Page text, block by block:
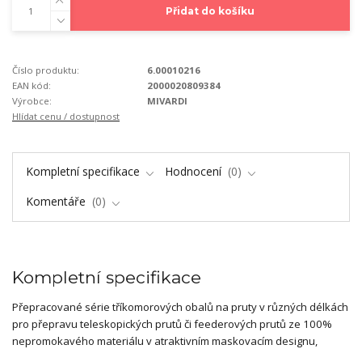
Přidat do košíku
Číslo produktu:
6.00010216
EAN kód:
2000020809384
Výrobce:
MIVARDI
Hlídat cenu / dostupnost
Kompletní specifikace Hodnocení
0
Komentáře
0
Kompletní specifikace
Přepracované série tříkomorových obalů na pruty v různých délkách
pro přepravu teleskopických prutů či feederových prutů ze 100%
nepromokavého materiálu v atraktivním maskovacím designu,